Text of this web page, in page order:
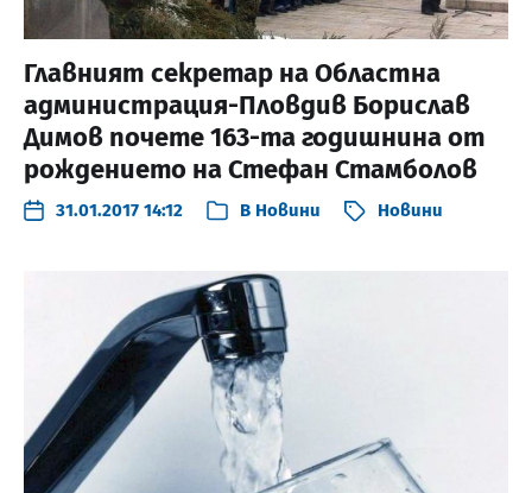
Главният секретар на Областна
администрация-Пловдив Борислав
Димов почете 163-та годишнина от
рождението на Стефан Стамболов
31.01.2017 14:12 В Новини Новини